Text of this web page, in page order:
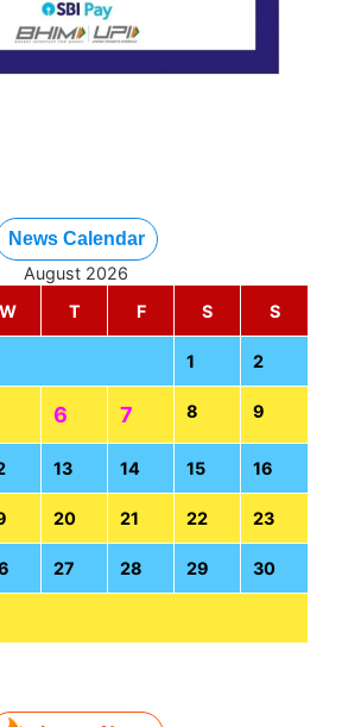
News Calendar
August 2026
W T F S S
1 2
6 7 8 9
13 14 15 16
20 21 22 23
27 28 29 30